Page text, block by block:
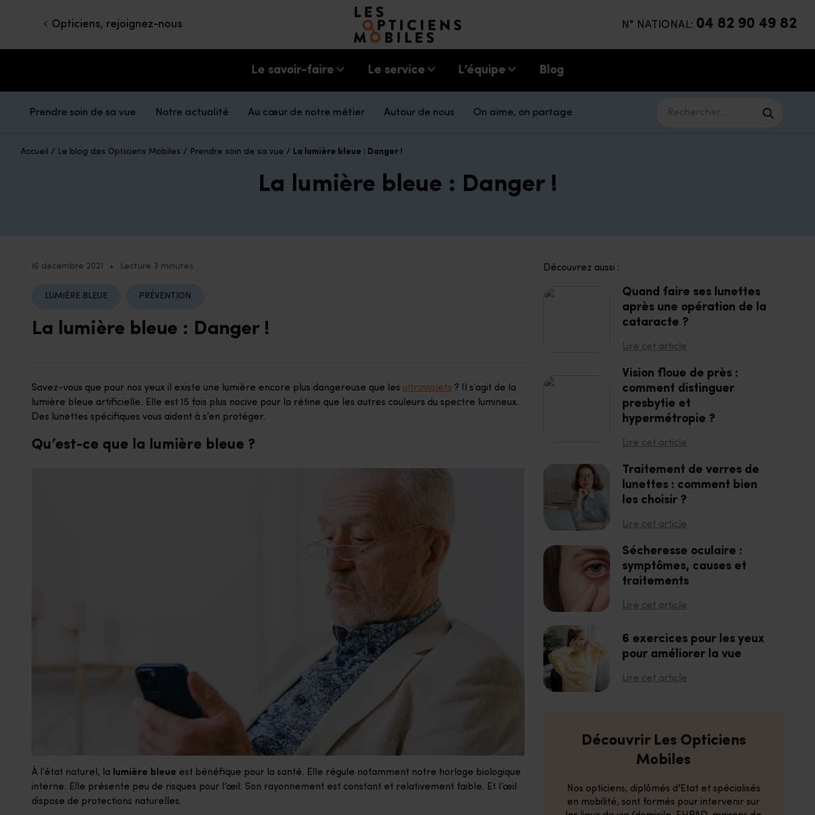
Accéder à notre page d'accueil
N° NATIONAL: 04 82 90 49 82
Le savoir-faire Le service L’équipe Blog
Opticiens, rejoignez-nous
Prendre soin de sa vue Notre actualité Au cœur de notre métier Autour de nous On aime, on partage
Accueil / Le blog des Opticiens Mobiles / Prendre soin de sa vue / La lumière bleue : Danger !
La lumière bleue : Danger !
16 décembre 2021 • Lecture 3 minutes
LUMIÈRE BLEUE PRÉVENTION
La lumière bleue : Danger !
Savez-vous que pour nos yeux il existe une lumière encore plus dangereuse que les ultraviolets ? Il s’agit de la
lumière bleue artificielle. Elle est 15 fois plus nocive pour la rétine que les autres couleurs du spectre lumineux.
Des lunettes spécifiques vous aident à s’en protéger.
Qu’est-ce que la lumière bleue ?
À l’état naturel, la lumière bleue est bénéfique pour la santé. Elle régule notamment notre horloge biologique
interne. Elle présente peu de risques pour l’œil. Son rayonnement est constant et relativement faible. Et l’œil
dispose de protections naturelles.
Découvrez aussi :
Quand faire ses lunettes
après une opération de la
cataracte ?
Lire cet article
Vision floue de près :
comment distinguer
presbytie et
hypermétropie ?
Lire cet article
Traitement de verres de
lunettes : comment bien
les choisir ?
Lire cet article
Sécheresse oculaire :
symptômes, causes et
traitements
Lire cet article
6 exercices pour les yeux
pour améliorer la vue
Lire cet article
Découvrir Les Opticiens
Mobiles
Nos opticiens, diplômés d'Etat et spécialisés
en mobilité, sont formés pour intervenir sur